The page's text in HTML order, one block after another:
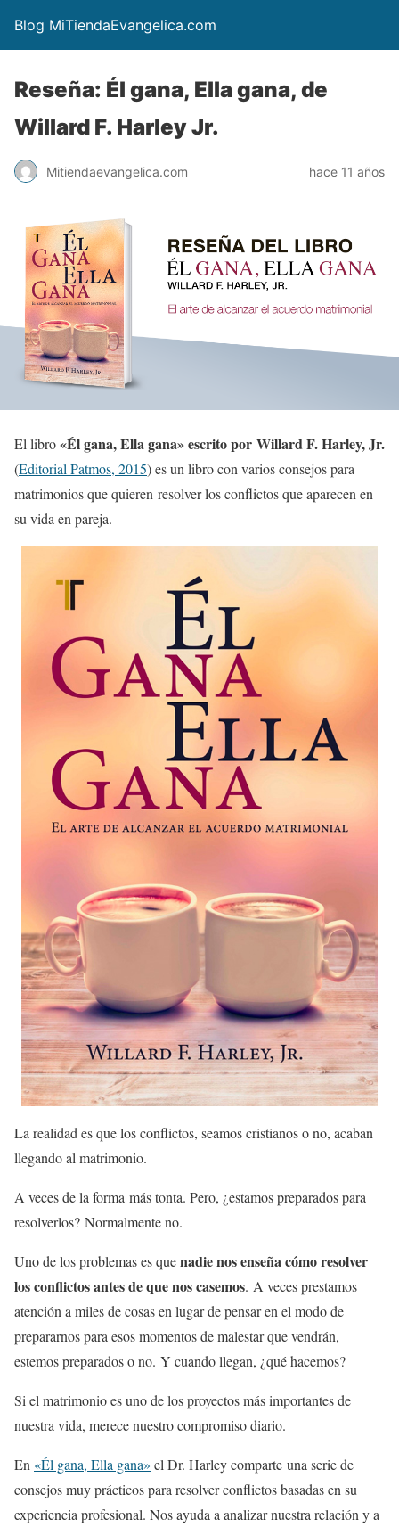
Blog MiTiendaEvangelica.com
Reseña: Él gana, Ella gana, de
Willard F. Harley Jr.
Mitiendaevangelica.com hace 11 años
El libro«Él gana, Ella gana» escrito por Willard F. Harley, Jr.
(Editorial Patmos, 2015) es un libro con varios consejos para
matrimonios que quieren resolver los conflictos que aparecen en
su vida en pareja.
La realidad es que los conflictos, seamos cristianos o no, acaban
llegando al matrimonio.
A veces de la forma más tonta. Pero, ¿estamos preparados para
resolverlos? Normalmente no.
Uno de los problemas es quenadie nos enseña cómo resolver
los conflictos antes de que nos casemos. A veces prestamos
atención a miles de cosas en lugar de pensar en el modo de
prepararnos para esos momentos de malestar que vendrán,
estemos preparados o no. Y cuando llegan, ¿qué hacemos?
Si el matrimonio es uno de los proyectos más importantes de
nuestra vida, merece nuestro compromiso diario.
En «Él gana, Ella gana» el Dr. Harley comparte una serie de
consejos muy prácticos para resolver conflictos basadas en su
experiencia profesional. Nos ayuda a analizar nuestra relación y a